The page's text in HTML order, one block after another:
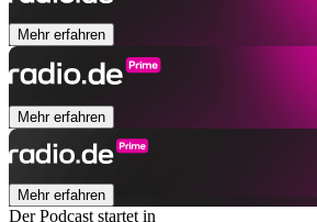
Mehr erfahren
Mehr erfahren
Mehr erfahren
Der Podcast startet in